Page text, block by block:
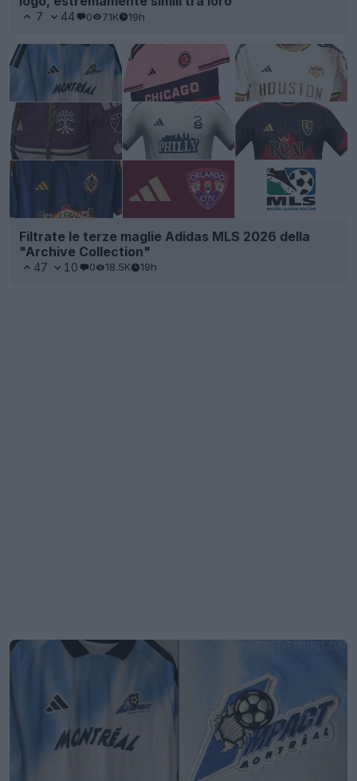
7 44 0 7.1K 19h
Filtrate le terze maglie Adidas MLS 2026 della
"Archive Collection"
47 10 0 18.5K 19h